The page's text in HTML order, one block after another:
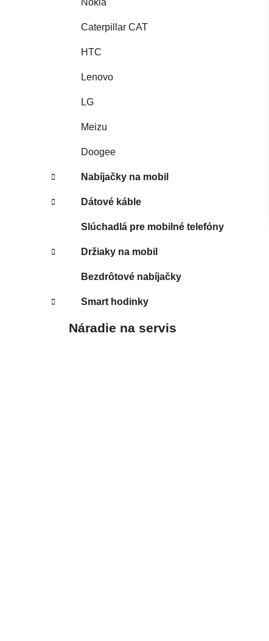
Caterpillar CAT
HTC
Lenovo
LG
Meizu
Doogee
Nabíjačky na mobil
Dátové káble
Slúchadlá pre mobilné telefóny
Držiaky na mobil
Bezdrôtové nabíjačky
Smart hodinky
Náradie na servis